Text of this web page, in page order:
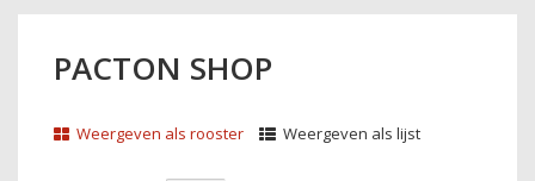
PACTON SHOP
Weergeven als rooster Weergeven als lijst